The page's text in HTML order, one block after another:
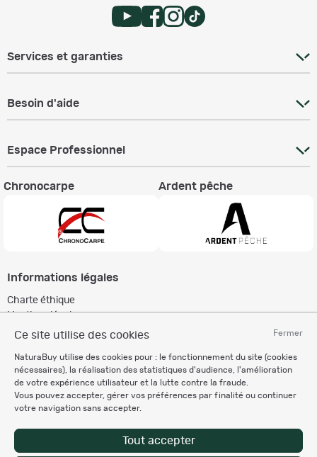
Fermer
Ce site utilise des cookies
NaturaBuy utilise des cookies pour : le fonctionnement du site (cookies
nécessaires), la réalisation des statistiques d'audience, l'amélioration
de votre expérience utilisateur et la lutte contre la fraude.
Vous pouvez accepter, gérer vos préférences par finalité ou continuer
votre navigation sans accepter.
Tout accepter
Services et garanties
Besoin d'aide
Espace Professionnel
Chronocarpe Ardent pêche
Informations légales
Charte éthique
Mentions légales
Règlement & Conditions d'utilisation
des données personnelles
Personnalisation des cookies
Recevez nos newsletters